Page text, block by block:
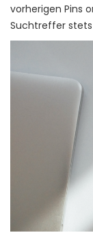
vorherigen Pins
Suchtreffer